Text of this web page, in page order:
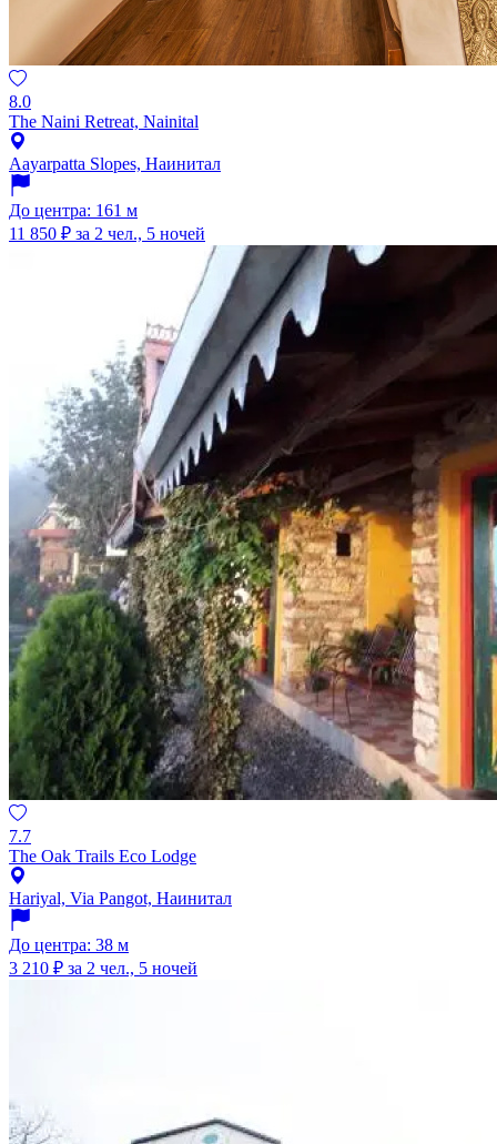
8.0
The Naini Retreat, Nainital
Aayarpatta Slopes, Наинитал
До центра: 161 м
11 850 ₽ за 2 чел., 5 ночей
7.7
The Oak Trails Eco Lodge
Hariyal, Via Pangot, Наинитал
До центра: 38 м
3 210 ₽ за 2 чел., 5 ночей